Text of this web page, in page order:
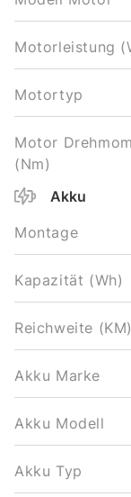
Motorleistung
Motortyp
Motor
(Nm)
Akku
Montage
Kapazität (Wh)
Reichweite (KM)
Akku Marke
Akku Modell
Akku Typ